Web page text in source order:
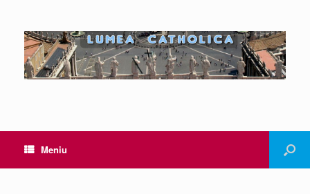
Meniu